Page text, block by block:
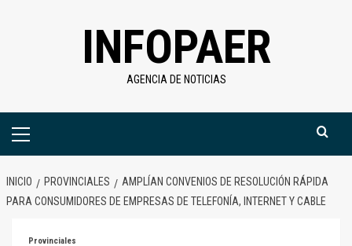
INFOPAER
AGENCIA DE NOTICIAS
Menú
INICIO PROVINCIALES
AMPLÍAN CONVENIOS DE RESOLUCIÓN RÁPIDA
PARA CONSUMIDORES DE EMPRESAS DE TELEFONÍA, INTERNET Y CABLE
Provinciales